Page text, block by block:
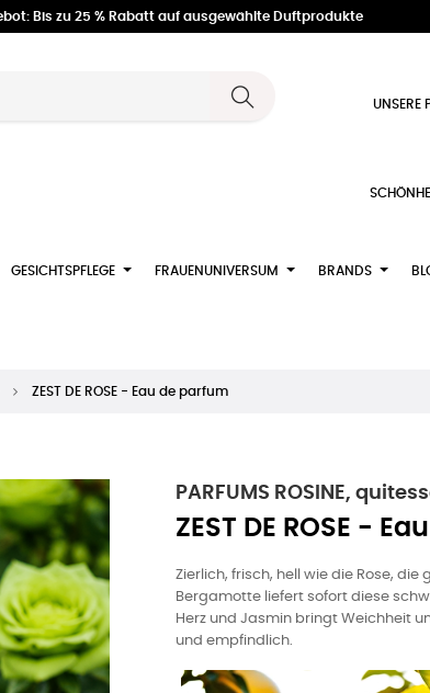
Bis zu 25 % Rabatt auf ausgewählte Duftprodukte
UNSERE
GESICHTSPFLEGE FRAUENUNIVERSUM BRANDS
ZEST DE ROSE - Eau de parfum
PARFUMS ROSINE,
ZEST DE ROSE -
Zierlich, frisch, hell wie die Rose,
Bergamotte liefert sofort diese
Herz und Jasmin bringt Weichheit
und empfindlich.